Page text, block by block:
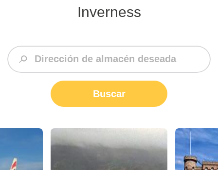
Inverness
Buscar